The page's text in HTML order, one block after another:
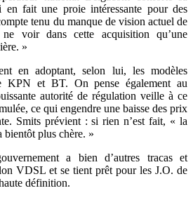
fait une proie intéressante pour des
tenu du manque de vision actuel de
ne voir dans cette acquisition qu’une
»
en adoptant, selon lui, les modèles
KPN et BT. On pense également au
autorité de régulation veille à ce
ce qui engendre une baisse des prix
Smits prévient : si rien n’est fait, « la
bientôt plus chère. »
a bien d’autres tracas et
VDSL et se tient prêt pour les J.O. de
définition.